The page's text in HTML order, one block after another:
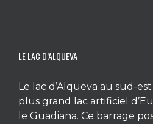
LE LAC D’ALQUEVA
Le lac d’Alqueva au sud-
plus grand lac artificiel
le Guadiana. Ce barrage